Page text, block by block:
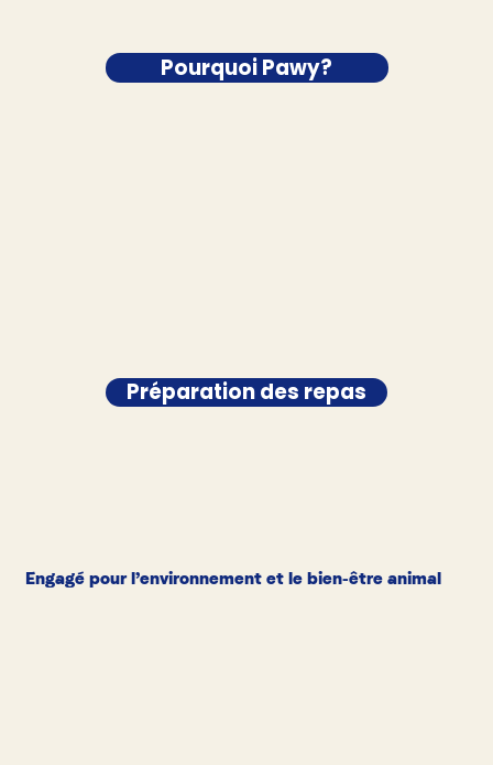
Pourquoi Pawy?
Préparation des repas
Engagé pour l’environnement et le bien-être animal